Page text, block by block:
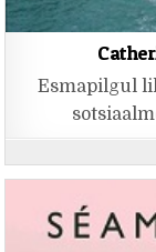
Esmapilgul